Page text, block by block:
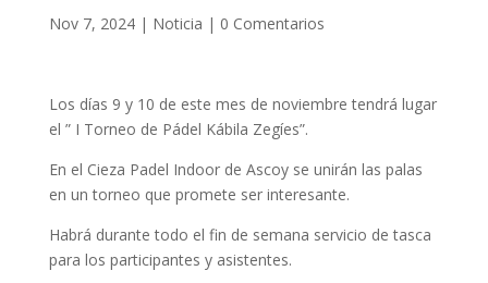
Nov 7, 2024| Noticia | 0 Comentarios
Los días 9 y 10 de este mes de noviembre tendrá lugar
el ” I Torneo de Pádel Kábila Zegíes”.
En el Cieza Padel Indoor de Ascoy se unirán las palas
en un torneo que promete ser interesante.
Habrá durante todo el fin de semana servicio de tasca
para los participantes y asistentes.